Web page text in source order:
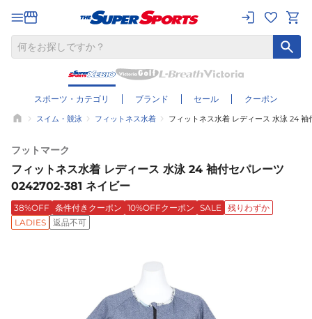
スポーツ・カテゴリ ブランド セール クーポン
スイム・競泳 フィットネス水着 フィットネス水着 レディース 水泳 24
フットマーク
フィットネス水着 レディース 水泳 24 袖付セパレーツ
0242702-381 ネイビー
38%OFF 条件付きクーポン 10%OFFクーポン SALE
残りわずか
LADIES
返品不可